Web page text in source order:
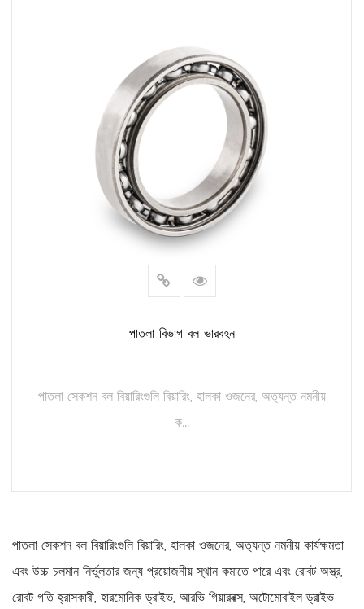
পাতলা বিভাগ বল ভারবহন
পাতলা সেকশন বল বিয়ারিংগুলি বিয়ারিং, হালকা ওজনের, অত্যন্ত নমনীয়
ক...
পাতলা সেকশন বল বিয়ারিংগুলি বিয়ারিং, হালকা ওজনের, অত্যন্ত নমনীয় কার্যক্ষমতা
এবং উচ্চ চলমান নির্ভুলতার জন্য প্রয়োজনীয় স্থান কমাতে পারে এবং রোবট অস্ত্র,
রোবট গতি হ্রাসকারী, হারমোনিক ড্রাইভ, আরভি গিয়ারবক্স, অটোমোবাইল ড্রাইভ